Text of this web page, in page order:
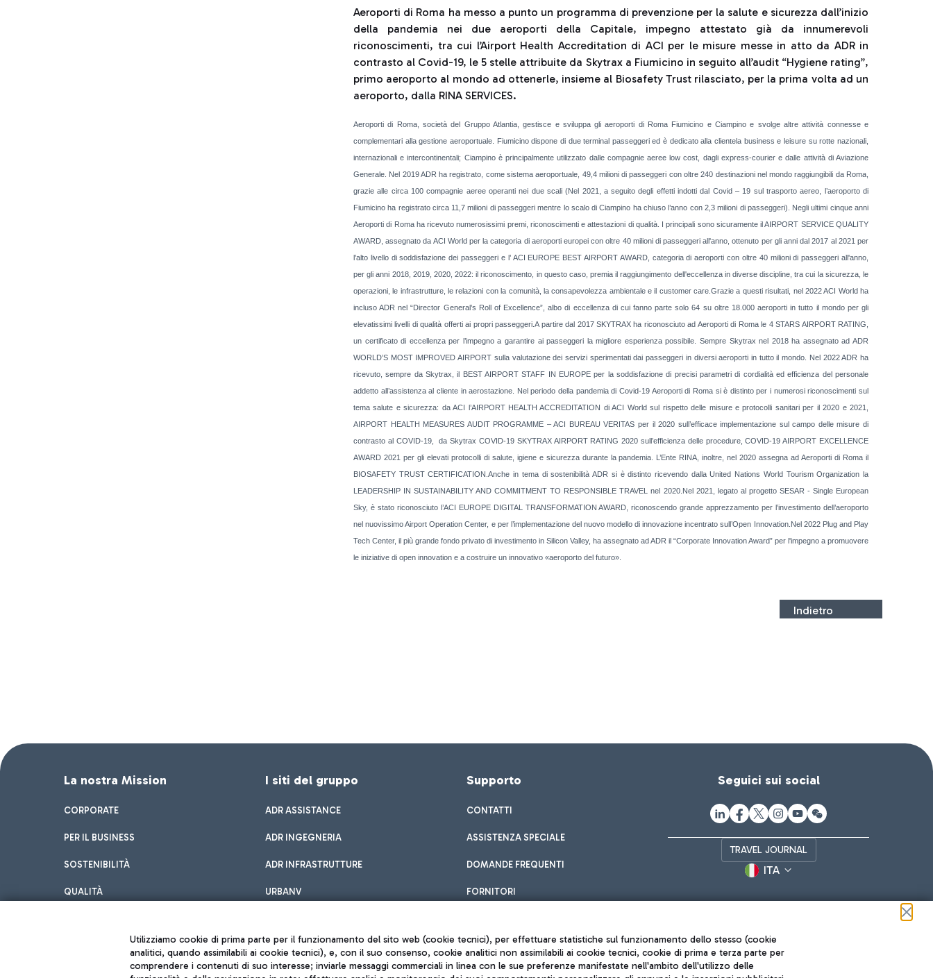
Aeroporti di Roma ha messo a punto un programma di prevenzione per la salute e sicurezza dall’inizio
della pandemia nei due aeroporti della Capitale, impegno attestato già da innumerevoli
riconoscimenti, tra cui l’Airport Health Accreditation di ACI per le misure messe in atto da ADR in
contrasto al Covid-19, le 5 stelle attribuite da Skytrax a Fiumicino in seguito all’audit “Hygiene rating”,
primo aeroporto al mondo ad ottenerle, insieme al Biosafety Trust rilasciato, per la prima volta ad un
aeroporto, dalla RINA SERVICES.
Aeroporti di Roma, società del Gruppo Atlantia, gestisce e sviluppa gli aeroporti di Roma Fiumicino e Ciampino e svolge altre attività connesse e
complementari alla gestione aeroportuale. Fiumicino dispone di due terminal passeggeri ed è dedicato alla clientela business e leisure su rotte nazionali,
internazionali e intercontinentali; Ciampino è principalmente utilizzato dalle compagnie aeree low cost, dagli express-courier e dalle attività di Aviazione
Generale. Nel 2019 ADR ha registrato, come sistema aeroportuale, 49,4 milioni di passeggeri con oltre 240 destinazioni nel mondo raggiungibili da Roma,
grazie alle circa 100 compagnie aeree operanti nei due scali (Nel 2021, a seguito degli effetti indotti dal Covid – 19 sul trasporto aereo, l’aeroporto di
Fiumicino ha registrato circa 11,7 milioni di passeggeri mentre lo scalo di Ciampino ha chiuso l’anno con 2,3 milioni di passeggeri). Negli ultimi cinque anni
Aeroporti di Roma ha ricevuto numerosissimi premi, riconoscimenti e attestazioni di qualità. I principali sono sicuramente il AIRPORT SERVICE QUALITY
AWARD, assegnato da ACI World per la categoria di aeroporti europei con oltre 40 milioni di passeggeri all'anno, ottenuto per gli anni dal 2017 al 2021 per
l’alto livello di soddisfazione dei passeggeri e l’ ACI EUROPE BEST AIRPORT AWARD, categoria di aeroporti con oltre 40 milioni di passeggeri all'anno,
per gli anni 2018, 2019, 2020, 2022: il riconoscimento, in questo caso, premia il raggiungimento dell'eccellenza in diverse discipline, tra cui la sicurezza, le
operazioni, le infrastrutture, le relazioni con la comunità, la consapevolezza ambientale e il customer care.Grazie a questi risultati, nel 2022 ACI World ha
incluso ADR nel “Director General’s Roll of Excellence”, albo di eccellenza di cui fanno parte solo 64 su oltre 18.000 aeroporti in tutto il mondo per gli
elevatissimi livelli di qualità offerti ai propri passeggeri.A partire dal 2017 SKYTRAX ha riconosciuto ad Aeroporti di Roma le 4 STARS AIRPORT RATING,
un certificato di eccellenza per l’impegno a garantire ai passeggeri la migliore esperienza possibile. Sempre Skytrax nel 2018 ha assegnato ad ADR
WORLD’S MOST IMPROVED AIRPORT sulla valutazione dei servizi sperimentati dai passeggeri in diversi aeroporti in tutto il mondo. Nel 2022 ADR ha
ricevuto, sempre da Skytrax, il BEST AIRPORT STAFF IN EUROPE per la soddisfazione di precisi parametri di cordialità ed efficienza del personale
addetto all’assistenza al cliente in aerostazione. Nel periodo della pandemia di Covid-19 Aeroporti di Roma si è distinto per i numerosi riconoscimenti sul
tema salute e sicurezza: da ACI l’AIRPORT HEALTH ACCREDITATION di ACI World sul rispetto delle misure e protocolli sanitari per il 2020 e 2021,
AIRPORT HEALTH MEASURES AUDIT PROGRAMME – ACI BUREAU VERITAS per il 2020 sull’efficace implementazione sul campo delle misure di
contrasto al COVID-19, da Skytrax COVID-19 SKYTRAX AIRPORT RATING 2020 sull’efficienza delle procedure, COVID-19 AIRPORT EXCELLENCE
AWARD 2021 per gli elevati protocolli di salute, igiene e sicurezza durante la pandemia. L’Ente RINA, inoltre, nel 2020 assegna ad Aeroporti di Roma il
BIOSAFETY TRUST CERTIFICATION.Anche in tema di sostenibilità ADR si è distinto ricevendo dalla United Nations World Tourism Organization la
LEADERSHIP IN SUSTAINABILITY AND COMMITMENT TO RESPONSIBLE TRAVEL nel 2020.Nel 2021, legato al progetto SESAR - Single European
Sky, è stato riconosciuto l’ACI EUROPE DIGITAL TRANSFORMATION AWARD, riconoscendo grande apprezzamento per l’investimento dell’aeroporto
nel nuovissimo Airport Operation Center, e per l’implementazione del nuovo modello di innovazione incentrato sull’Open Innovation.Nel 2022 Plug and Play
Tech Center, il più grande fondo privato di investimento in Silicon Valley, ha assegnato ad ADR il “Corporate Innovation Award” per l'impegno a promuovere
le iniziative di open innovation e a costruire un innovativo «aeroporto del futuro».
Indietro
La nostra Mission
CORPORATE
PER IL BUSINESS
SOSTENIBILITÀ
QUALITÀ
I siti del gruppo
ADR ASSISTANCE
ADR INGEGNERIA
ADR INFRASTRUTTURE
URBANV
Supporto
CONTATTI
ASSISTENZA SPECIALE
DOMANDE FREQUENTI
FORNITORI
Seguici sui social
TRAVEL JOURNAL
ITA
Utilizziamo cookie di prima parte per il funzionamento del sito web (cookie tecnici), per effettuare statistiche sul funzionamento dello stesso (cookie
analitici, quando assimilabili ai cookie tecnici), e, con il suo consenso, cookie analitici non assimilabili ai cookie tecnici, cookie di prima e terza parte per
comprendere i contenuti di suo interesse; inviarle messaggi commerciali in linea con le sue preferenze manifestate nell'ambito dell'utilizzo delle